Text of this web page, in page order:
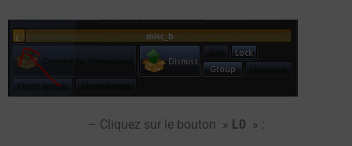
– Cliquez sur le bouton » L0 » :